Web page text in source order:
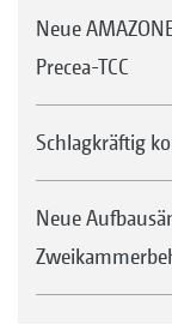
Neue
Precea-TCC
Schlagkräftig
Neue